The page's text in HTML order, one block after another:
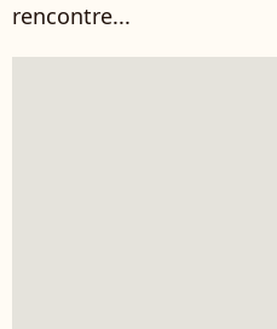
rencontre...